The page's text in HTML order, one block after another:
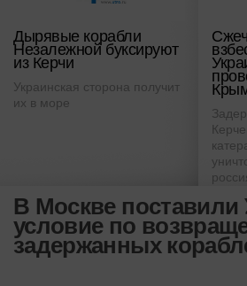
Дырявые корабли
Незалежной буксируют
из Керчи
Украинская сторона получит
их в море
В Москве поставили
условие по
задержанных